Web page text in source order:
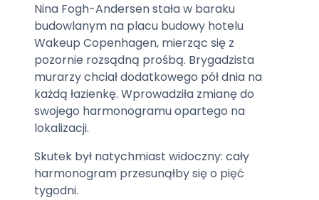
Nina Fogh-Andersen stała w baraku
budowlanym na placu budowy hotelu
Wakeup Copenhagen, mierząc się z
pozornie rozsądną prośbą. Brygadzista
murarzy chciał dodatkowego pół dnia na
każdą łazienkę. Wprowadziła zmianę do
swojego harmonogramu opartego na
lokalizacji.
Skutek był natychmiast widoczny: cały
harmonogram przesunąłby się o pięć
tygodni.